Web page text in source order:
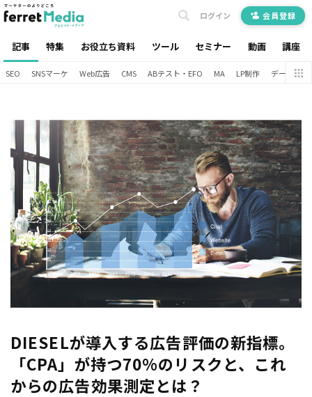
記事 特集 お役立ち資料 ツール セミナー 動画 講座
ログイン 会員登録
SEO SNSマーケ Web広告 CMS ABテスト・EFO MA LP制作 データ分析
DIESELが導入する広告評価の新指標。
「CPA」が持つ70%のリスクと、これ
からの広告効果測定とは？